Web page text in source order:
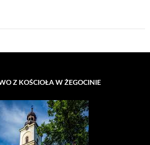
Z KOŚCIOŁA W ŻEGOCINIE